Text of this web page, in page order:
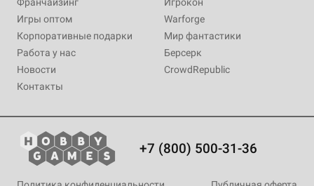
Франчайзинг
Игры оптом
Корпоративные подарки
Работа у нас
Новости
Контакты
Игрокон
Warforge
Мир фантастики
Берсерк
CrowdRepublic
+7 (800) 500-31-36